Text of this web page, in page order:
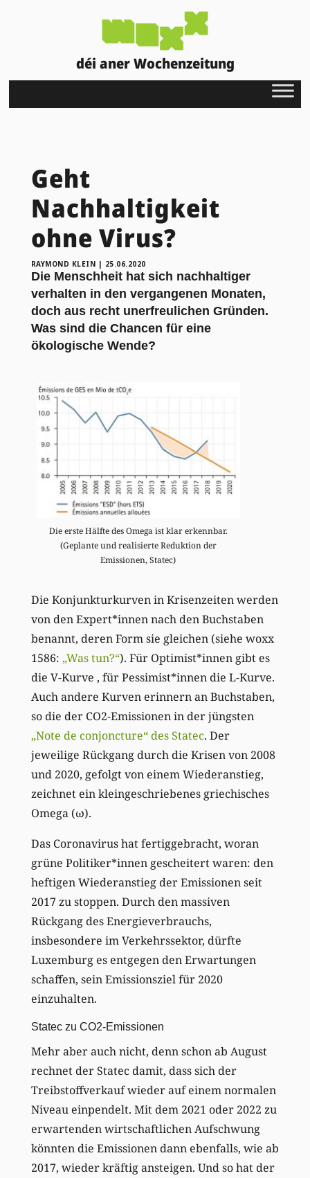
déi aner Wochenzeitung
Geht
Nachhaltigkeit
ohne Virus?
RAYMOND KLEIN | 25.06.2020
Die Menschheit hat sich nachhaltiger
verhalten in den vergangenen Monaten,
doch aus recht unerfreulichen Gründen.
Was sind die Chancen für eine
ökologische Wende?
Die erste Hälfte des Omega ist klar erkennbar.
(Geplante und realisierte Reduktion der
Emissionen, Statec)
Die Konjunkturkurven in Krisenzeiten werden
von den Expert*innen nach den Buchstaben
benannt, deren Form sie gleichen (siehe woxx
1586: „Was tun?“). Für Optimist*innen gibt es
die V-Kurve , für Pessimist*innen die L-Kurve.
Auch andere Kurven erinnern an Buchstaben,
so die der CO2-Emissionen in der jüngsten
„Note de conjoncture“ des Statec. Der
jeweilige Rückgang durch die Krisen von 2008
und 2020, gefolgt von einem Wiederanstieg,
zeichnet ein kleingeschriebenes griechisches
Omega (ω).
Das Coronavirus hat fertiggebracht, woran
grüne Politiker*innen gescheitert waren: den
heftigen Wiederanstieg der Emissionen seit
2017 zu stoppen. Durch den massiven
Rückgang des Energieverbrauchs,
insbesondere im Verkehrssektor, dürfte
Luxemburg es entgegen den Erwartungen
schaffen, sein Emissionsziel für 2020
einzuhalten.
Statec zu CO2-Emissionen
Mehr aber auch nicht, denn schon ab August
rechnet der Statec damit, dass sich der
Treibstoffverkauf wieder auf einem normalen
Niveau einpendelt. Mit dem 2021 oder 2022 zu
erwartenden wirtschaftlichen Aufschwung
könnten die Emissionen dann ebenfalls, wie ab
2017, wieder kräftig ansteigen. Und so hat der